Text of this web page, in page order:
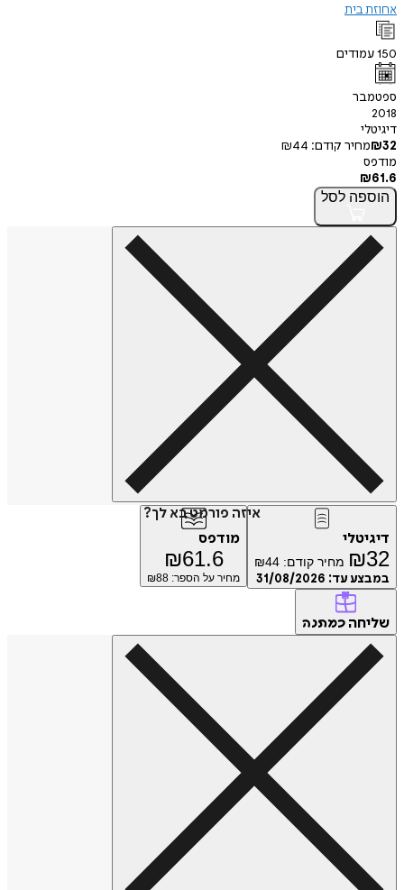
אחוזת בית
150עמודים
ספטמבר
2018
דיגיטלי
₪32 מחיר קודם: ₪44
מודפס
₪61.6
הוספה לסל
איזה פורמט בא לך?
דיגיטלי
₪32 מחיר קודם: ₪44
במבצע עד: 31/08/2026
מודפס
₪61.6
מחיר על הספר: ₪ 88
שליחה כמתנה